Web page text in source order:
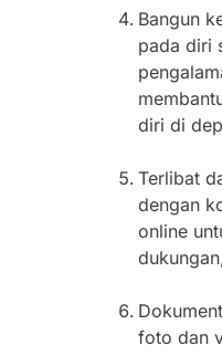
Bangun
pada diri
diri di
Terlibat
dengan
online
foto dan